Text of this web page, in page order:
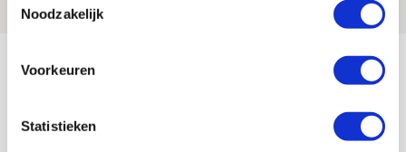
Noodzakelijk
Voorkeuren
Statistieken
NIEUWS
Selectiedag ballenjongens/-meiden